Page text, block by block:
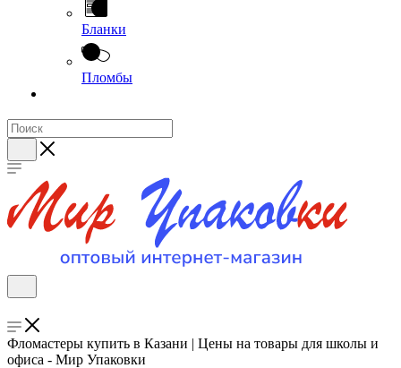
Бланки
Пломбы
Фломастеры купить в Казани | Цены на товары для школы и
офиса - Мир Упаковки